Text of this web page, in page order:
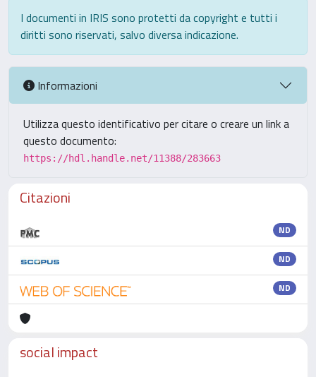
I documenti in IRIS sono protetti da copyright e tutti i
diritti sono riservati, salvo diversa indicazione.
Informazioni
Utilizza questo identificativo per citare o creare un link a
questo documento:
https://hdl.handle.net/11388/283663
Citazioni
ND
ND
ND
social impact